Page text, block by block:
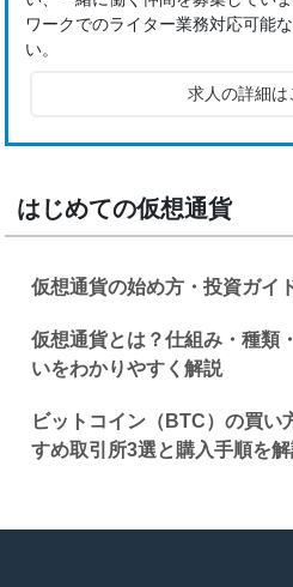
ワークでのライター業務対応可能
い。
求人の詳細は
はじめての仮想通貨
仮想通貨の始め方・投資ガイ
仮想通貨とは？仕組み・種類
いをわかりやすく解説
ビットコイン（BTC）の買い
すめ取引所3選と購入手順を